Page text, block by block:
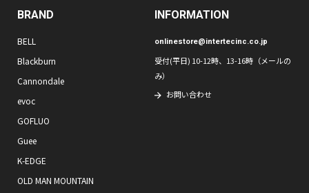
BRAND
BELL
Blackburn
Cannondale
evoc
GOFLUO
Guee
K-EDGE
OLD MAN MOUNTAIN
INFORMATION
onlinestore@intertecinc.co.jp
受付(平日) 10-12時、13-16時（メールの
み）
お問い合わせ